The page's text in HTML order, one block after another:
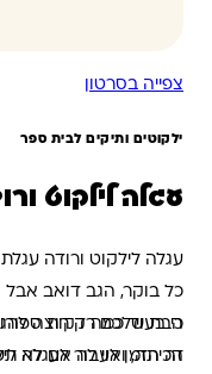
צפייה בסרטון
ילקוטים ותיקים לבית ספר
עגלה לילקוט
עגלה לילקוט ורודה
כל בוקר, הגב דואב אבל
כי בעוד כמה דקות
הכיתה, ואוי לה אם לא
הבת שלכם רק רוצה
זה הזמן לעבור לעגלה